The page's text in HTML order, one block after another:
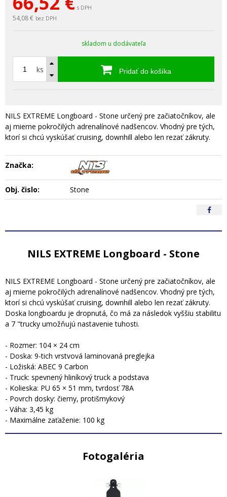
s DPH
54,08 € bez DPH
skladom u dodávateľa
ks Pridať do košíka
NILS EXTREME Longboard - Stone určený pre začiatočníkov, ale
aj mierne pokročilých adrenalínové nadšencov. Vhodný pre tých,
ktorí si chcú vyskúšať cruising, downhill alebo len rezať zákruty.
Značka:
Obj. čislo: Stone
NILS EXTREME Longboard - Stone
NILS EXTREME Longboard - Stone určený pre začiatočníkov, ale
aj mierne pokročilých adrenalínové nadšencov. Vhodný pre tých,
ktorí si chcú vyskúšať cruising, downhill alebo len rezať zákruty.
Doska longboardu je dropnutá, čo má za následok vyššiu stabilitu
a 7 "trucky umožňujú nastavenie tuhosti.
- Rozmer: 104 × 24 cm
- Doska: 9-tich vrstvová laminovaná preglejka
- Ložiská: ABEC 9 Carbon
- Truck: spevnený hliníkový truck a podstava
- Kolieska: PU 65 × 51 mm, tvrdosť 78A
- Povrch dosky: čierny, protišmykový
- Váha: 3,45 kg
- Maximálne zaťaženie: 100 kg
Fotogaléria